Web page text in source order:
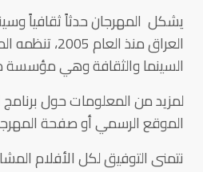
يشكل المهرجان حدثاً ثقافياً
العراق منذ
السينما والثقافة وهي
لمزيد من المعلومات حول
الموقع الرسمي أو صفحة
نتمنى التوفيق لكل الأفلام